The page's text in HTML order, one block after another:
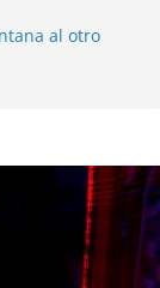
al otro
musical